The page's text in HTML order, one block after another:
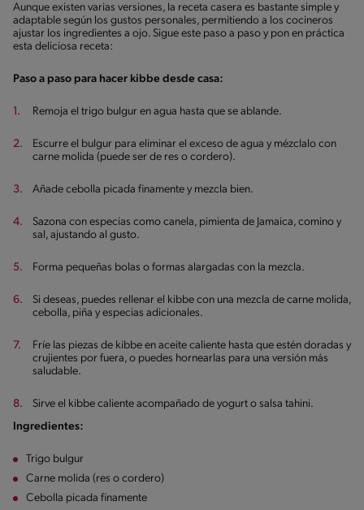
Aunque existen varias versiones, la receta casera es bastante simple y
adaptable según los gustos personales, permitiendo a los cocineros
ajustar los ingredientes a ojo. Sigue este paso a paso y pon en práctica
esta deliciosa receta:
Paso a paso para hacer kibbe desde casa:
Remoja el trigo bulgur en agua hasta que se ablande.
Escurre el bulgur para eliminar el exceso de agua y mézclalo con
carne molida (puede ser de res o cordero).
Añade cebolla picada finamente y mezcla bien.
Sazona con especias como canela, pimienta de Jamaica, comino y
sal, ajustando al gusto.
Forma pequeñas bolas o formas alargadas con la mezcla.
Si deseas, puedes rellenar el kibbe con una mezcla de carne molida,
cebolla, piña y especias adicionales.
Fríe las piezas de kibbe en aceite caliente hasta que estén doradas y
crujientes por fuera, o puedes hornearlas para una versión más
saludable.
Sirve el kibbe caliente acompañado de yogurt o salsa tahini.
Ingredientes:
Trigo bulgur
Carne molida (res o cordero)
Cebolla picada finamente